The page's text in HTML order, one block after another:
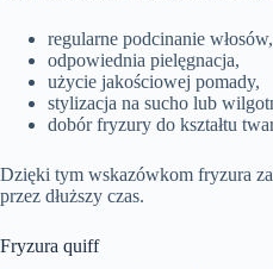
regularne podcinanie włosów,
odpowiednia pielęgnacja,
użycie jakościowej pomady,
stylizacja na sucho lub
dobór fryzury do kształtu
Dzięki tym wskazówkom fryzura
przez dłuższy czas.
Fryzura quiff